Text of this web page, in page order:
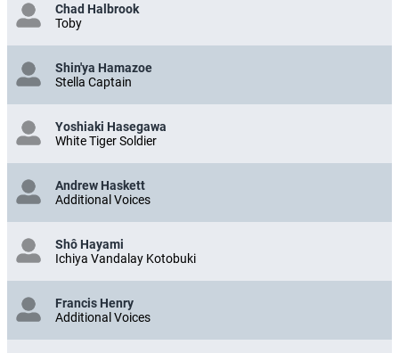
Chad Halbrook
Toby
Shin'ya Hamazoe
Stella Captain
Yoshiaki Hasegawa
White Tiger Soldier
Andrew Haskett
Additional Voices
Shô Hayami
Ichiya Vandalay Kotobuki
Francis Henry
Additional Voices